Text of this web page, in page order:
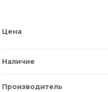
Цена
Наличие
Производитель